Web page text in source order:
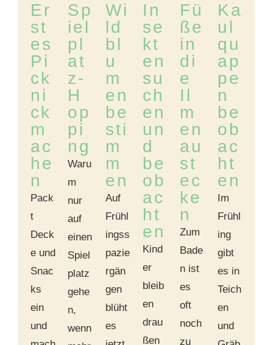
Er
st
es
Pi
ck
ni
ck
m
ac
he
n
Pack
t
Deck
e und
Snac
ks
ein
und
Sp
iel
pl
at
z-
H
op
pi
ng
Waru
m
nur
auf
einen
Spiel
platz
gehe
n,
wenn
Wi
ld
bl
u
m
en
be
sti
m
m
en
Auf
Frühl
ingss
pazie
rgän
gen
blüht
es
In
se
kt
en
su
ch
en
un
d
be
ob
ac
ht
en
Kind
er
bleib
en
drau
ßen
Fü
ße
in
di
e
Il
m
en
au
st
ec
ke
n
Zum
Bade
n ist
es
oft
noch
zu
Ka
ul
qu
ap
pe
n
be
ob
ac
ht
en
Im
Frühl
ing
gibt
es in
Teich
en
und